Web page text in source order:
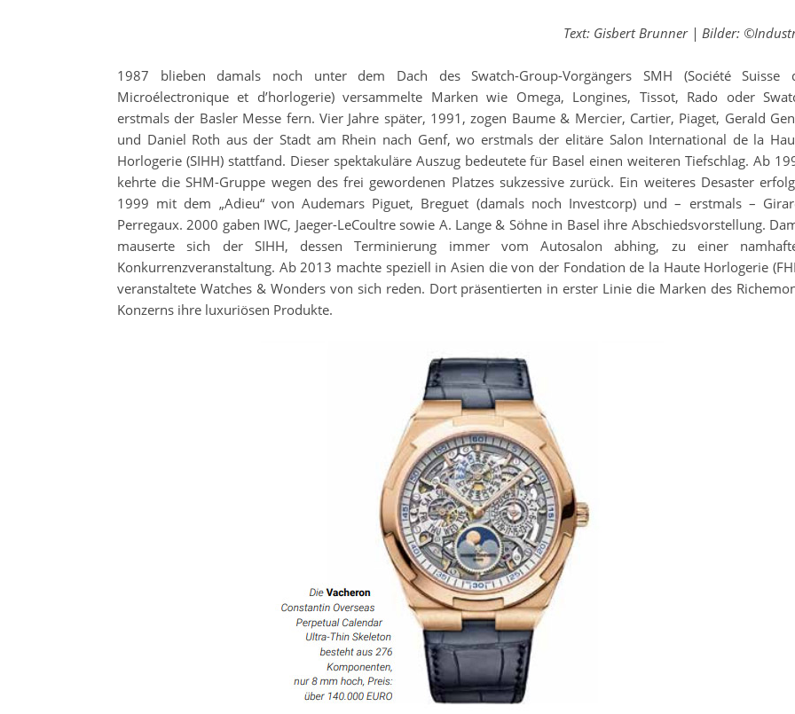
Text: Gisbert Brunner | Bilder:
1987 blieben damals noch unter dem Dach des Swatch-Group-Vorgängers SMH (Société Suisse
Microélectronique et d’horlogerie) versammelte Marken wie Omega, Longines, Tissot, Rado oder
erstmals der Basler Messe fern. Vier Jahre später, 1991, zogen Baume & Mercier, Cartier, Piaget, Gerald
und Daniel Roth aus der Stadt am Rhein nach Genf, wo erstmals der elitäre Salon International de la
Horlogerie (SIHH) stattfand. Dieser spektakuläre Auszug bedeutete für Basel einen weiteren Tiefschlag. Ab
kehrte die SHM-Gruppe wegen des frei gewordenen Platzes sukzessive zurück. Ein weiteres Desaster
1999 mit dem „Adieu“ von Audemars Piguet, Breguet (damals noch Investcorp) und – erstmals –
Perregaux. 2000 gaben IWC, Jaeger-LeCoultre sowie A. Lange & Söhne in Basel ihre Abschiedsvorstellung.
mauserte sich der SIHH, dessen Terminierung immer vom Autosalon abhing, zu einer
Konkurrenzveranstaltung. Ab 2013 machte speziell in Asien die von der Fondation de la Haute Horlogerie
veranstaltete Watches & Wonders von sich reden. Dort präsentierten in erster Linie die Marken des
Konzerns ihre luxuriösen Produkte.